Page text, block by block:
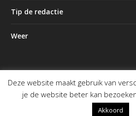
Tip de redactie
Weer
Ontworpen doorElegant Themes |
WordPress
Deze website maakt gebruik van
je de website beter kan
Akkoord